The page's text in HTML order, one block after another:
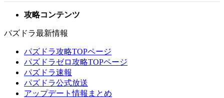
攻略コンテンツ
パズドラ最新情報
パズドラ攻略TOPページ
パズドラゼロ攻略TOPページ
パズドラ速報
パズドラ公式放送
アップデート情報まとめ